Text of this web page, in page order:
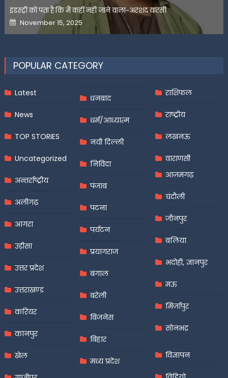
इंडस्ट्री को पता है कि मैं कहीं नहीं जाने वाला-अरशद वारसी
Posted
on
November 15, 2025
POPULAR CATEGORY
Latest
News
TOP STORIES
Uncategorized
अन्तर्राष्ट्रीय
अलीगढ़
आगरा
उड़ीसा
उत्तर प्रदेश
उत्तराखण्ड
करियर
कानपुर
खेल
धनबाद
धर्म/आध्यात्म
नयी दिल्ली
निविदा
पंजाब
पटना
पर्यटन
प्रयागराज
बंगाल
बरेली
बिजनेस
बिहार
मध्य प्रदेश
राशिफल
राष्ट्रीय
लखनऊ
वाराणसी
आज़मगढ़
चंदौली
जौनपुर
बलिया
भदोही, ज्ञानपुर
मऊ
मिर्जापुर
सोनभद्र
विज्ञापन